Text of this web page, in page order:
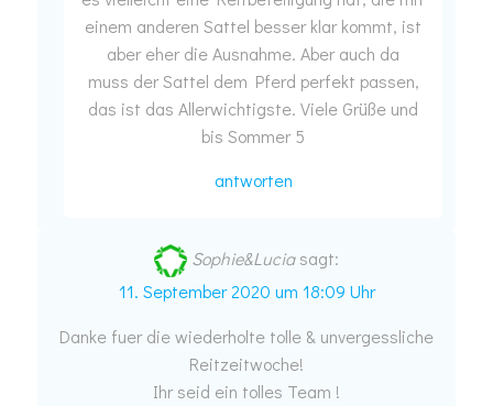
einem anderen Sattel besser klar kommt, ist
aber eher die Ausnahme. Aber auch da
muss der Sattel dem Pferd perfekt passen,
das ist das Allerwichtigste. Viele Grüße und
bis Sommer 5
antworten
Sophie&Luciasagt:
11. September 2020 um 18:09 Uhr
Danke fuer die wiederholte tolle & unvergessliche
Reitzeitwoche!
Ihr seid ein tolles Team !